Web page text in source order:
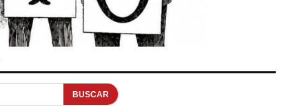
BUSCAR